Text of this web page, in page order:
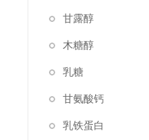
甘露醇
木糖醇
乳糖
甘氨酸钙
乳铁蛋白